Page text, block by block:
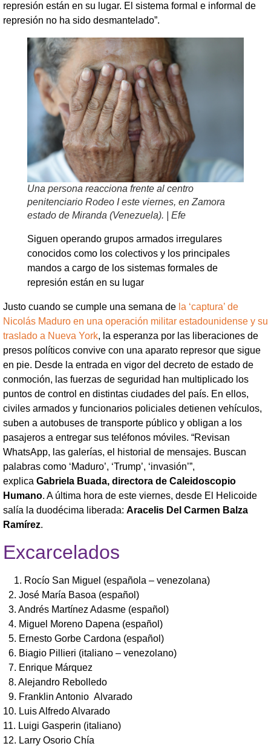
represión están en su lugar. El sistema formal e informal de
represión no ha sido desmantelado”.
Una persona reacciona frente al centro
penitenciario Rodeo I este viernes, en Zamora
estado de Miranda (Venezuela). | Efe
Siguen operando grupos armados irregulares
conocidos como los colectivos y los principales
mandos a cargo de los sistemas formales de
represión están en su lugar
Justo cuando se cumple una semana de la ‘captura’ de
Nicolás Maduro en una operación militar estadounidense y su
traslado a Nueva York, la esperanza por las liberaciones de
presos políticos convive con una aparato represor que sigue
en pie. Desde la entrada en vigor del decreto de estado de
conmoción, las fuerzas de seguridad han multiplicado los
puntos de control en distintas ciudades del país. En ellos,
civiles armados y funcionarios policiales detienen vehículos,
suben a autobuses de transporte público y obligan a los
pasajeros a entregar sus teléfonos móviles. “Revisan
WhatsApp, las galerías, el historial de mensajes. Buscan
palabras como ‘Maduro’, ‘Trump’, ‘invasión’”,
explica Gabriela Buada, directora de Caleidoscopio
Humano. A última hora de este viernes, desde El Helicoide
salía la duodécima liberada: Aracelis Del Carmen Balza
Ramírez.
Excarcelados
1.⁠ ⁠Rocío San Miguel (española – venezolana)
2.⁠ ⁠José María Basoa (español)
3.⁠ ⁠Andrés Martínez Adasme (español)
4.⁠ ⁠Miguel Moreno Dapena (español)
5.⁠ ⁠Ernesto Gorbe Cardona (español)
6.⁠ ⁠Biagio Pillieri (italiano – venezolano)
7.⁠ ⁠Enrique Márquez
8.⁠ ⁠Alejandro Rebolledo
9.⁠ ⁠Franklin Antonio Alvarado
10.⁠ ⁠Luis Alfredo Alvarado
11.⁠ ⁠Luigi Gasperin (italiano)
12.⁠ ⁠Larry Osorio Chía